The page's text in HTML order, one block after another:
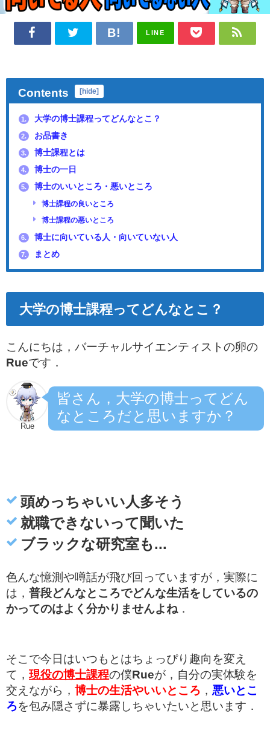
LINE
Contents [hide]
1. 大学の博士課程ってどんなとこ？
2. お品書き
3. 博士課程とは
4. 博士の一日
5. 博士のいいところ・悪いところ
博士課程の良いところ
博士課程の悪いところ
6. 博士に向いている人・向いていない人
7. まとめ
大学の博士課程ってどんなとこ？
こんにちは，バーチャルサイエンティストの卵の
Rueです．
Rue
皆さん，大学の博士ってどん
なところだと思いますか？
頭めっちゃいい人多そう
就職できないって聞いた
ブラックな研究室も...
色んな憶測や噂話が飛び回っていますが，実際に
は， 普段どんなところでどんな生活をしているの
かってのはよく分かりませんよね ．
そこで今日はいつもとはちょっぴり趣向を変え
て， 現役の博士課程の僕Rueが，自分の実体験を
交えながら， 博士の生活やいいところ ， 悪いとこ
ろを包み隠さずに暴露しちゃいたいと思います．